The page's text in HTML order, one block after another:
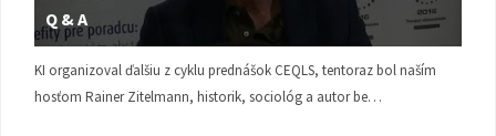
Q & A
KI organizoval ďalšiu z cyklu prednášok CEQLS, tentoraz bol naším
hosťom Rainer Zitelmann, historik, sociológ a autor be…